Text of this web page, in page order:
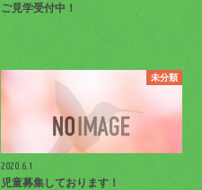
ご見学受付中！
未分類
2020.6.1
児童募集しております！